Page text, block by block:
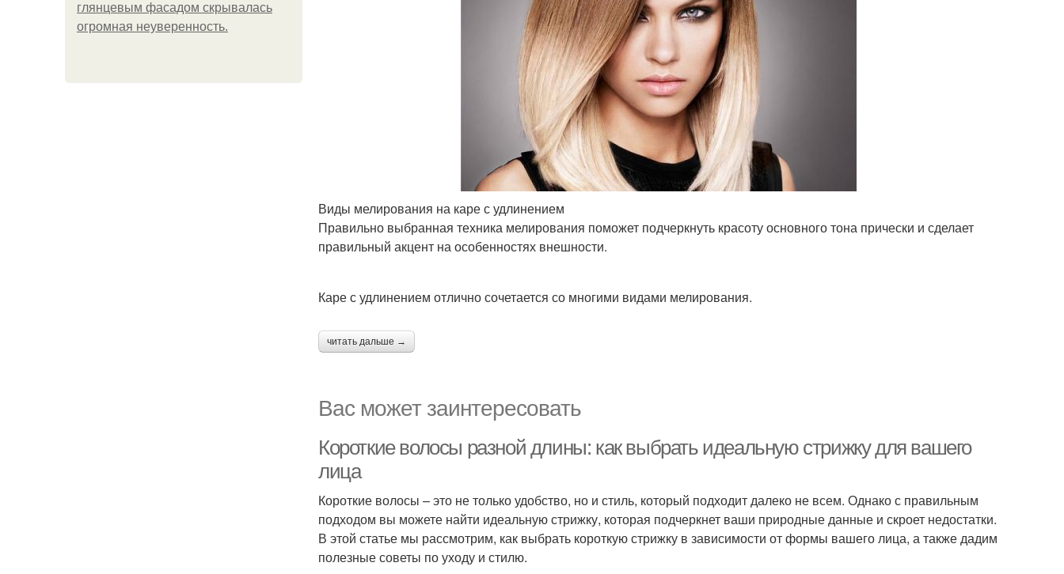
глянцевым фасадом скрывалась
огромная неуверенность.
Виды мелирования на каре с удлинением
Правильно выбранная техника мелирования поможет подчеркнуть красоту основного тона прически и сделает
правильный акцент на особенностях внешности.
Каре с удлинением отлично сочетается со многими видами мелирования.
читать дальше →
Вас может заинтересовать
Короткие волосы разной длины: как выбрать идеальную стрижку для вашего
лица
Короткие волосы – это не только удобство, но и стиль, который подходит далеко не всем. Однако с правильным
подходом вы можете найти идеальную стрижку, которая подчеркнет ваши природные данные и скроет недостатки.
В этой статье мы рассмотрим, как выбрать короткую стрижку в зависимости от формы вашего лица, а также дадим
полезные советы по уходу и стилю.